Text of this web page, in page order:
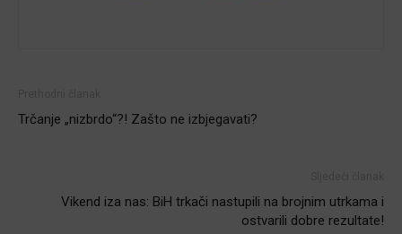
Trčanje „nizbrdo“?! Zašto ne izbjegavati?
Vikend iza nas: BiH trkači nastupili na brojnim utrkama i
ostvarili dobre rezultate!